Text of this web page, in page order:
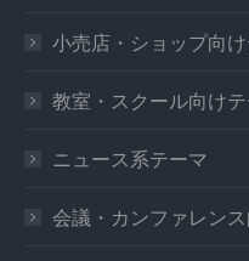
小売店・ショップ向
教室・スクール向け
ニュース系テーマ
会議・カンファレン